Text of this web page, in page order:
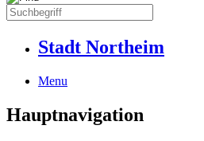
Stadt Northeim
Menu
Hauptnavigation